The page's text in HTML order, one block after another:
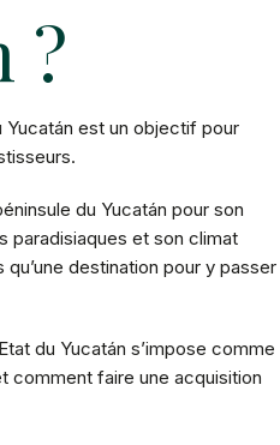
?
Yucatán est un objectif pour
du Yucatán pour son
paradisiaques et son climat
destination pour y passer
du Yucatán s’impose comme
comment faire une acquisition